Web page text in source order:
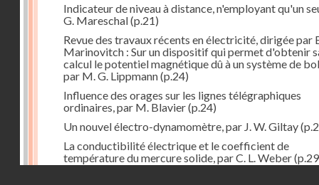
Indicateur de niveau à distance, n'employant qu'un
G. Mareschal(p.21)
Revue des travaux récents en électricité, dirigée par
Marinovitch : Sur un dispositif qui permet d'obtenir
calcul le potentiel magnétique dû à un système de
par M. G. Lippmann(p.24)
Influence des orages sur les lignes télégraphiques
ordinaires, par M. Blavier(p.24)
Un nouvel électro-dynamomètre, par J. W. Giltay
La conductibilité électrique et le coefficient de
température du mercure solide, par C. L. Weber